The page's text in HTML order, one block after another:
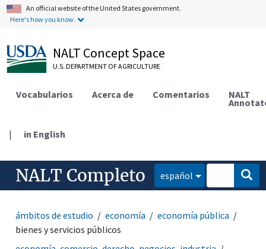
An official website of the United States government.
Here's how you know.
NALT Concept Space
U.S. DEPARTMENT OF AGRICULTURE
Vocabularios Acerca de Comentarios NALT
| in English
NALT Completo español
ámbitos de estudio economía
economía pública
bienes y servicios públicos